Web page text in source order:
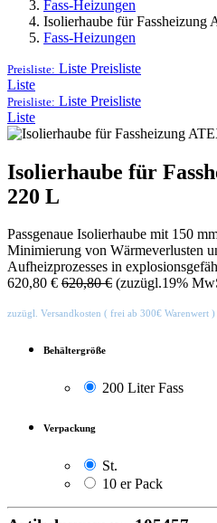
Fass-Heizungen
Isolierhaube für Fassheizung
Fass-Heizungen
Preisliste: Liste Preisliste
Liste
Preisliste: Liste Preisliste
Liste
Isolierhaube für
220 L
Passgenaue Isolierhaube mit 150
Minimierung von Wärmeverlusten
Aufheizprozesses in
620,80 € 620,80€ (zuzügl.19%
zuzügl. Versandkosten ( frei ab 300€ Warenwert )
Behältergröße
200 Liter Fass
Verpackung
St.
10 er Pack